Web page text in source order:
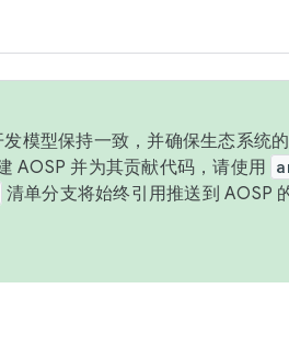
模型保持一致，并确保生态系统
AOSP 并为其贡献代码，请使用
清单分支将始终引用推送到 AOSP